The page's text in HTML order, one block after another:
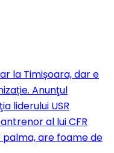
la Timișoara, dar e
Anunţul
liderului USR
al lui CFR
palma, are foame de